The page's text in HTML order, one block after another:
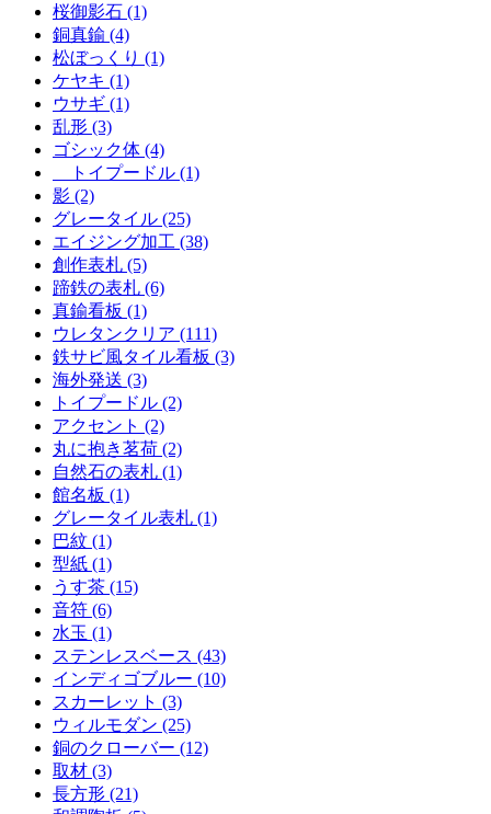
桜御影石 (1)
銅真鍮 (4)
松ぼっくり (1)
ケヤキ (1)
ウサギ (1)
乱形 (3)
ゴシック体 (4)
トイプードル (1)
影 (2)
グレータイル (25)
エイジング加工 (38)
創作表札 (5)
蹄鉄の表札 (6)
真鍮看板 (1)
ウレタンクリア (111)
鉄サビ風タイル看板 (3)
海外発送 (3)
トイプードル (2)
アクセント (2)
丸に抱き茗荷 (2)
自然石の表札 (1)
館名板 (1)
グレータイル表札 (1)
巴紋 (1)
型紙 (1)
うす茶 (15)
音符 (6)
水玉 (1)
ステンレスベース (43)
インディゴブルー (10)
スカーレット (3)
ウィルモダン (25)
銅のクローバー (12)
取材 (3)
長方形 (21)